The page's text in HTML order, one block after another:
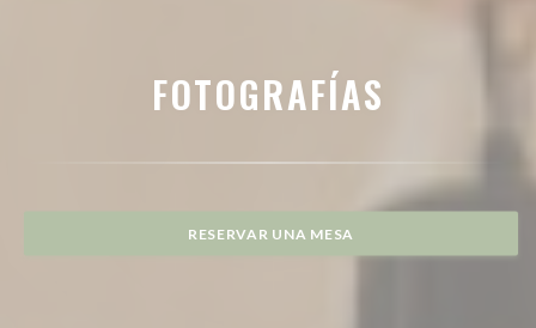
FOTOGRAFÍAS
RESERVAR UNA MESA